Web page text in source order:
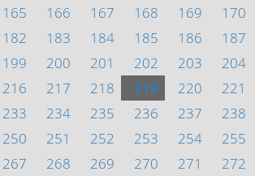
165 166 167 168 169 170
182 183 184 185 186 187
199 200 201 202 203 204
216 217 218 219 220 221
233 234 235 236 237 238
250 251 252 253 254 255
267 268 269 270 271 272